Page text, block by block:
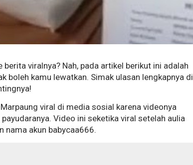
berita viralnya? Nah, pada artikel berikut ini adalah
boleh kamu lewatkan. Simak ulasan lengkapnya di
viral di media sosial karena videonya
Video ini seketika viral setelah aulia
nama akun babycaa666.